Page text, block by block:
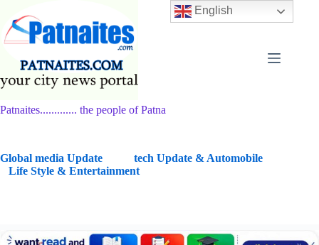
content
Patnaites............. the people of Patna
Global media Update
tech Update & Automobile
Life Style & Entertainment
English